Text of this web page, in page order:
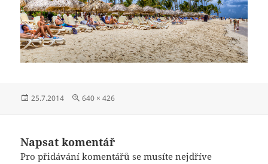
Publikováno:
25.7.2014
Původní
640 × 426
Napsat komentář
Pro přidávání komentářů se musíte nejdříve